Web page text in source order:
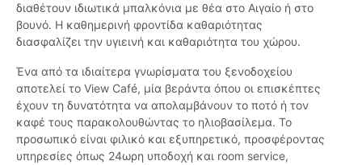
διαθέτουν ιδιωτικά μπαλκόνια με θέα στο Αιγαίο ή στο
βουνό. Η καθημερινή φροντίδα καθαριότητας
διασφαλίζει την υγιεινή και καθαριότητα του χώρου.
Ένα από τα ιδιαίτερα γνωρίσματα του ξενοδοχείου
αποτελεί το View Café, μία βεράντα όπου οι επισκέπτες
έχουν τη δυνατότητα να απολαμβάνουν το ποτό ή τον
καφέ τους παρακολουθώντας το ηλιοβασίλεμα. Το
προσωπικό είναι φιλικό και εξυπηρετικό, προσφέροντας
υπηρεσίες όπως 24ωρη υποδοχή και room service,